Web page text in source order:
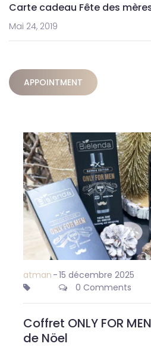
Carte cadeau Fête des
Mai 24, 2019
APPOINTMENT
atman -15 décembre 2025
0 Comments
Coffret ONLY FOR
de Nöel